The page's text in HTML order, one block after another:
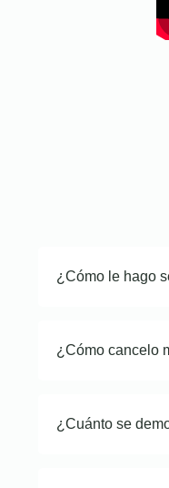
¿Cómo le hago
¿Cómo cancelo
¿Cuánto se